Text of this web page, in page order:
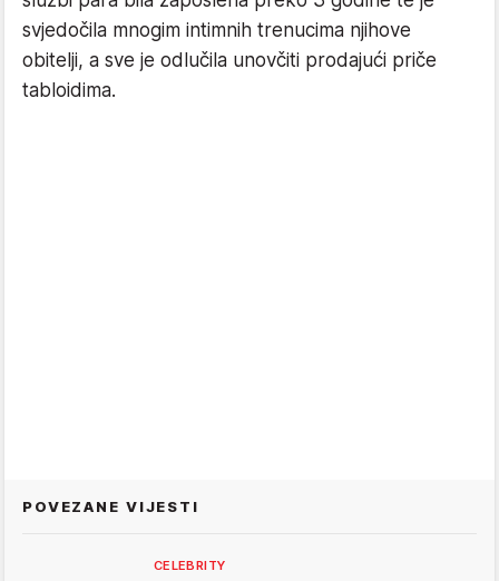
svjedočila mnogim intimnih trenucima njihove
obitelji, a sve je odlučila unovčiti prodajući priče
tabloidima.
POVEZANE VIJESTI
CELEBRITY